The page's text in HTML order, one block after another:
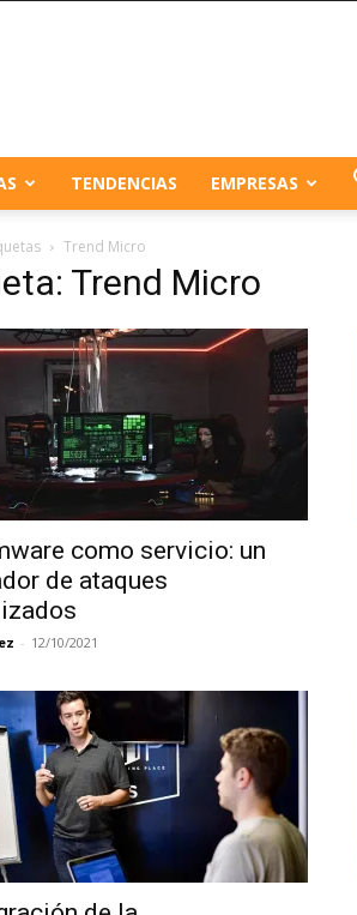
TENDENCIAS EMPRESAS
Trend Micro
Trend Micro
como servicio: un
de ataques
- 12/10/2021